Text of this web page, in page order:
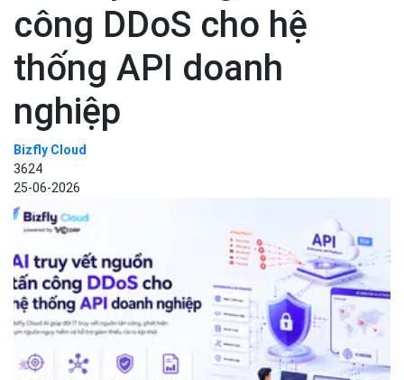
công DDoS cho hệ
thống API doanh
nghiệp
Bizfly Cloud
3624
25-06-2026